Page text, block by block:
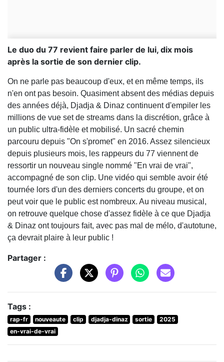
Le duo du 77 revient faire parler de lui, dix mois
après la sortie de son dernier clip.
On ne parle pas beaucoup d'eux, et en même temps, ils
n'en ont pas besoin. Quasiment absent des médias depuis
des années déjà, Djadja & Dinaz continuent d'empiler les
millions de vue set de streams dans la discrétion, grâce à
un public ultra-fidèle et mobilisé. Un sacré chemin
parcouru depuis "On s'promet" en 2016. Assez silencieux
depuis plusieurs mois, les rappeurs du 77 viennent de
ressortir un nouveau single nommé "En vrai de vrai",
accompagné de son clip. Une vidéo qui semble avoir été
tournée lors d'un des derniers concerts du groupe, et on
peut voir que le public est nombreux. Au niveau musical,
on retrouve quelque chose d'assez fidèle à ce que Djadja
& Dinaz ont toujours fait, avec pas mal de mélo, d'autotune,
ça devrait plaire à leur public !
Partager :
Tags :
rap-fr nouveaute clip djadja-dinaz sortie
2025
en-vrai-de-vrai